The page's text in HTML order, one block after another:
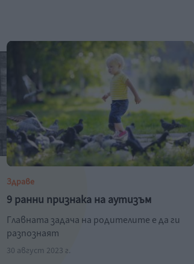
Здраве
9 ранни признака на аутизъм
Главната задача на родителите е да ги
разпознаят
30 август 2023 г.